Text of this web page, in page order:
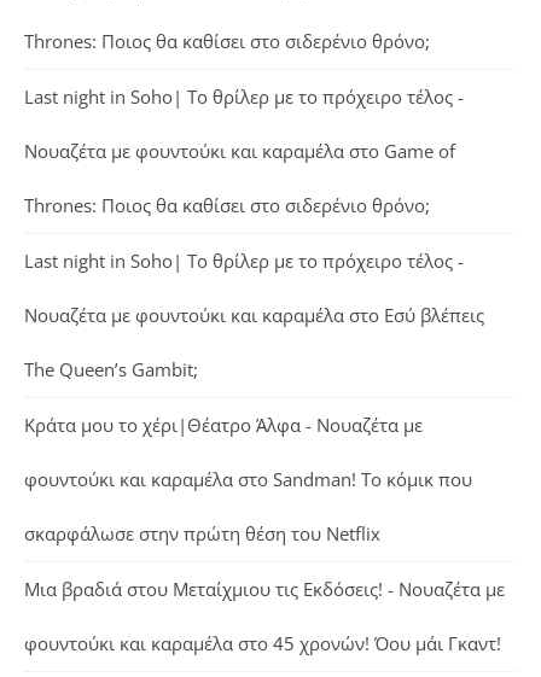
Thrones: Ποιος θα καθίσει στο σιδερένιο θρόνο;
Last night in Soho| Το θρίλερ με το πρόχειρο τέλος -
Νουαζέτα με φουντούκι και καραμέλα στο Game of
Thrones: Ποιος θα καθίσει στο σιδερένιο θρόνο;
Last night in Soho| Το θρίλερ με το πρόχειρο τέλος -
Νουαζέτα με φουντούκι και καραμέλα στο Εσύ βλέπεις
The Queen’s Gambit;
Κράτα μου το χέρι|Θέατρο Άλφα - Νουαζέτα με
φουντούκι και καραμέλα στο Sandman! Το κόμικ που
σκαρφάλωσε στην πρώτη θέση του Netflix
Μια βραδιά στου Μεταίχμιου τις Εκδόσεις! - Νουαζέτα με
φουντούκι και καραμέλα στο 45 χρονών! Όου μάι Γκαντ!